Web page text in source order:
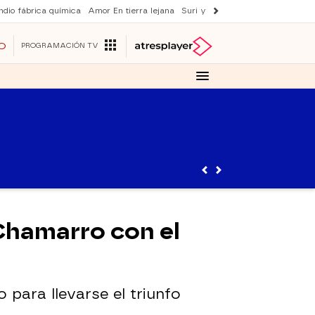
fábrica química Amor En tierra lejana Suri y Tom Cruise
PROGRAMACIÓN TV
con el
para llevarse el triunfo